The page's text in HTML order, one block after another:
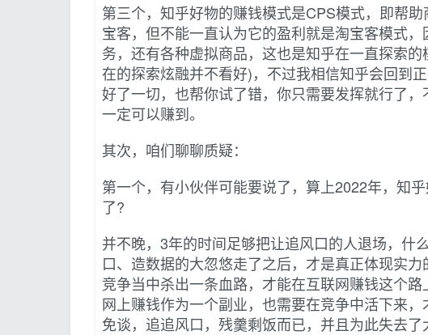
第三个，知乎好物的赚钱模式是CPS模式，即帮
宝客，但不能一直认为它的盈利就是淘宝客模式
务，还有各种虚拟商品，这也是知乎在一直探索
在的探索炫融并不看好)，不过我相信知乎会回到
好了一切，也帮你试了错，你只需要发挥就行了，
一定可以赚到。
其次，咱们聊聊质疑：
第一个，有小伙伴可能要说了，算上2022年，知
了?
并不晚，3年的时间足够把让追风口的人退场，什
口、造数据的大忽悠走了之后，才是真正体现实
竞争当中杀出一条血路，才能在互联网赚钱这个路
网上赚钱作为一个副业，也需要在竞争中活下来
免谈，追追风口，残羹剩饭而已，并且为此失去了